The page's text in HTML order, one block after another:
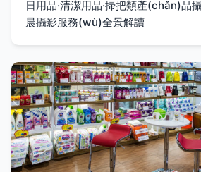
日用品·清潔用品·掃把類產(chǎn)品
晨攝影服務(wù)全景解讀